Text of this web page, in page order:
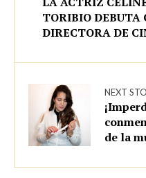
TORIBIO DEBUTA
DIRECTORA DE
NEXT
de la